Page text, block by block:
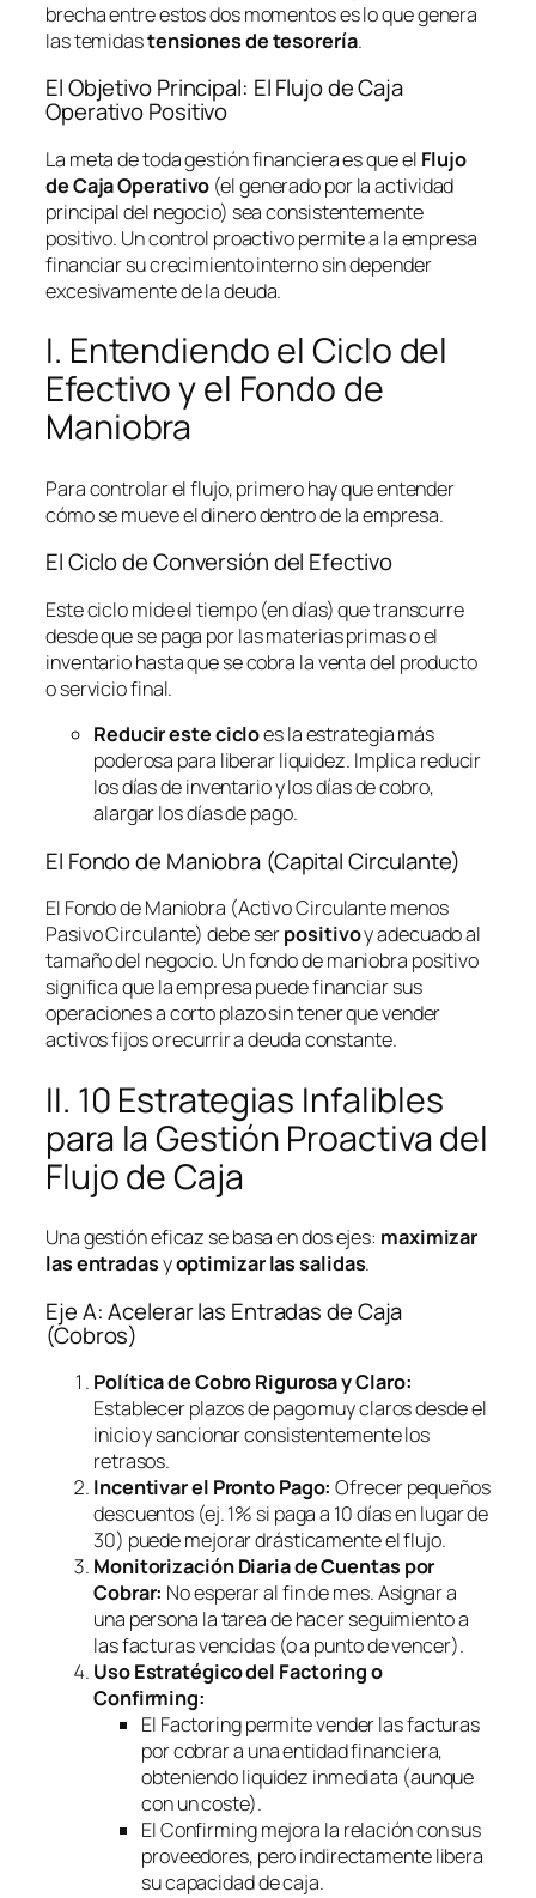
brecha entre estos dos momentos es lo que genera
las temidastensiones de tesorería.
El Objetivo Principal: El Flujo de Caja
Operativo Positivo
La meta de toda gestión financiera es que el Flujo
de Caja Operativo (el generado por la actividad
principal del negocio) sea consistentemente
positivo. Un control proactivo permite a la empresa
financiar su crecimiento interno sin depender
excesivamente de la deuda.
I. Entendiendo el Ciclo del
Efectivo y el Fondo de
Maniobra
Para controlar el flujo, primero hay que entender
cómo se mueve el dinero dentro de la empresa.
El Ciclo de Conversión del Efectivo
Este ciclo mide el tiempo (en días) que transcurre
desde que se paga por las materias primas o el
inventario hasta que se cobra la venta del producto
o servicio final.
Reducir este cicloes la estrategia más
poderosa para liberar liquidez. Implica reducir
los días de inventario y los días de cobro,
alargar los días de pago.
El Fondo de Maniobra (Capital Circulante)
El Fondo de Maniobra (Activo Circulante menos
Pasivo Circulante) debe serpositivoy adecuado al
tamaño del negocio. Un fondo de maniobra positivo
significa que la empresa puede financiar sus
operaciones a corto plazo sin tener que vender
activos fijos o recurrir a deuda constante.
II. 10 Estrategias Infalibles
para la Gestión Proactiva del
Flujo de Caja
Una gestión eficaz se basa en dos ejes: maximizar
las entradasyoptimizar las salidas.
Eje A: Acelerar las Entradas de Caja
(Cobros)
Política de Cobro Rigurosa y Claro:
Establecer plazos de pago muy claros desde el
inicio y sancionar consistentemente los
retrasos.
Incentivar el Pronto Pago: Ofrecer pequeños
descuentos (ej. 1% si paga a 10 días en lugar de
30) puede mejorar drásticamente el flujo.
Monitorización Diaria de Cuentas por
Cobrar: No esperar al fin de mes. Asignar a
una persona la tarea de hacer seguimiento a
las facturas vencidas (o a punto de vencer).
Uso Estratégico del Factoringo
Confirming:
El Factoringpermite vender las facturas
por cobrar a una entidad financiera,
obteniendo liquidez inmediata (aunque
con un coste).
ElConfirmingmejora la relación con sus
proveedores, pero indirectamente libera
su capacidad de caja.